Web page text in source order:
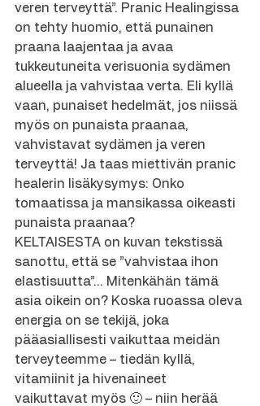
veren terveyttä”. Pranic Healingissa
on tehty huomio, että punainen
praana laajentaa ja avaa
tukkeutuneita verisuonia sydämen
alueella ja vahvistaa verta. Eli kyllä
vaan, punaiset hedelmät, jos niissä
myös on punaista praanaa,
vahvistavat sydämen ja veren
terveyttä! Ja taas miettivän pranic
healerin lisäkysymys: Onko
tomaatissa ja mansikassa oikeasti
punaista praanaa?
KELTAISESTA on kuvan tekstissä
sanottu, että se ”vahvistaa ihon
elastisuutta”… Mitenkähän tämä
asia oikein on? Koska ruoassa oleva
energia on se tekijä, joka
pääasiallisesti vaikuttaa meidän
terveyteemme – tiedän kyllä,
vitamiinit ja hivenaineet
vaikuttavat myös 🙂 – niin herää